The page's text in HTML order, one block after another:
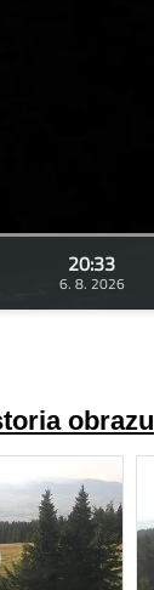
20:33
6. 8. 2026
obrazu